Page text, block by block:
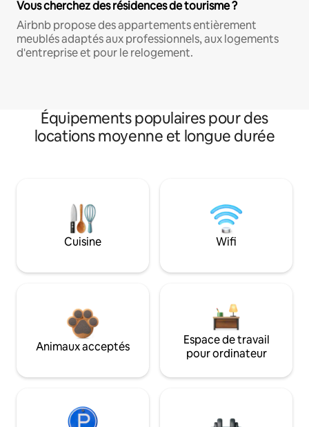
Vous cherchez des résidences de tourisme ?
Airbnb propose des appartements entièrement
meublés adaptés aux professionnels, aux logements
d'entreprise et pour le relogement.
Équipements populaires pour des
locations moyenne et longue durée
Cuisine Wifi
Animaux acceptés
Espace de travail
pour ordinateur